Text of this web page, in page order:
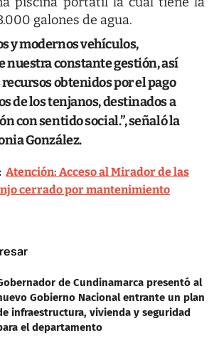
galones de agua.
y modernos vehículos,
nuestra constante gestión, así
recursos obtenidos por el pago
de los tenjanos, destinados a
con sentido social.”, señaló la
González.
Atención: Acceso al Mirador de las
cerrado por mantenimiento
de Cundinamarca presentó al
Gobierno Nacional entrante un plan
infraestructura, vivienda y seguridad
el departamento